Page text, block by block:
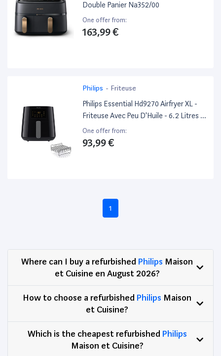
Double Panier Na352/00
One offer from:
163,99 €
Philips - Friteuse
Philips Essential Hd9270 Airfryer XL -
Friteuse Avec Peu D'Huile - 6.2 Litres -
2 Kwatt - Noir
One offer from:
93,99 €
1
Where can I buy a refurbished Philips Maison
et Cuisine en August 2026?
How to choose a refurbished Philips Maison
et Cuisine?
Which is the cheapest refurbished Philips
Maison et Cuisine?